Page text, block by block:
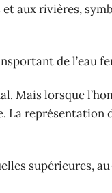
aux rivières,
de l’eau
Mais lorsque
La représentation
supérieures,